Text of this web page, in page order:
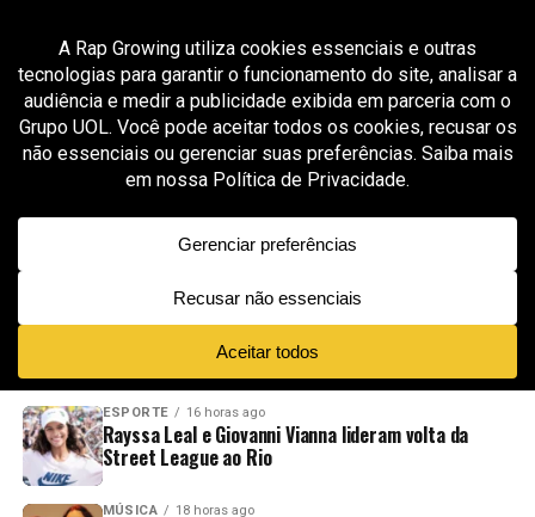
All posts tagged "gravação online"
MÚSICA 1 mês ago
Duds MDB leva sua experiência de mais de 2 mil
produções para uma nova fase no Porto
NOVIDADES EM ALTA VÍDEOS
ESPORTE 16 horas ago
Rayssa Leal e Giovanni Vianna lideram volta da
Street League ao Rio
MÚSICA 18 horas ago